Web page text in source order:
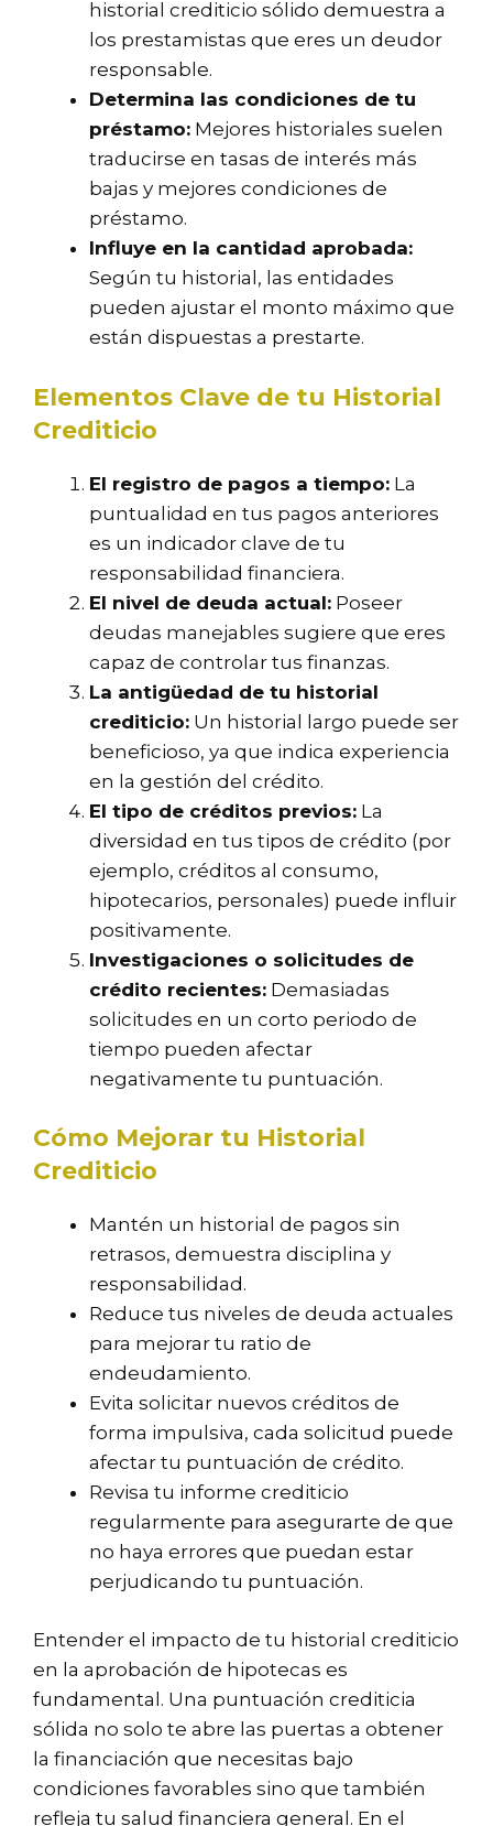
historial crediticio sólido demuestra a
los prestamistas que eres un deudor
responsable.
Determina las condiciones de tu
préstamo: Mejores historiales suelen
traducirse en tasas de interés más
bajas y mejores condiciones de
préstamo.
Influye en la cantidad aprobada:
Según tu historial, las entidades
pueden ajustar el monto máximo que
están dispuestas a prestarte.
Elementos Clave de tu Historial
Crediticio
El registro de pagos a tiempo: La
puntualidad en tus pagos anteriores
es un indicador clave de tu
responsabilidad financiera.
El nivel de deuda actual: Poseer
deudas manejables sugiere que eres
capaz de controlar tus finanzas.
La antigüedad de tu historial
crediticio: Un historial largo puede ser
beneficioso, ya que indica experiencia
en la gestión del crédito.
El tipo de créditos previos: La
diversidad en tus tipos de crédito (por
ejemplo, créditos al consumo,
hipotecarios, personales) puede influir
positivamente.
Investigaciones o solicitudes de
crédito recientes: Demasiadas
solicitudes en un corto periodo de
tiempo pueden afectar
negativamente tu puntuación.
Cómo Mejorar tu Historial
Crediticio
Mantén un historial de pagos sin
retrasos, demuestra disciplina y
responsabilidad.
Reduce tus niveles de deuda actuales
para mejorar tu ratio de
endeudamiento.
Evita solicitar nuevos créditos de
forma impulsiva, cada solicitud puede
afectar tu puntuación de crédito.
Revisa tu informe crediticio
regularmente para asegurarte de que
no haya errores que puedan estar
perjudicando tu puntuación.
Entender el impacto de tu historial crediticio
en la aprobación de hipotecas es
fundamental. Una puntuación crediticia
sólida no solo te abre las puertas a obtener
la financiación que necesitas bajo
condiciones favorables sino que también
refleja tu salud financiera general. En el